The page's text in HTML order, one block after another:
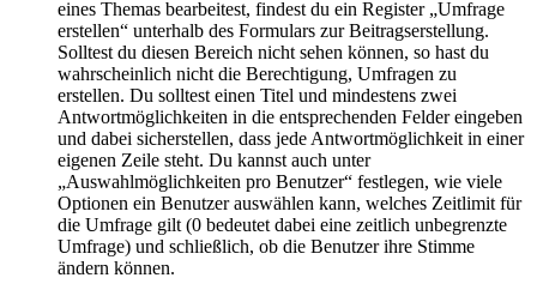
eines Themas bearbeitest, findest du ein Register „Umfrage
erstellen“ unterhalb des Formulars zur Beitragserstellung.
Solltest du diesen Bereich nicht sehen können, so hast du
wahrscheinlich nicht die Berechtigung, Umfragen zu
erstellen. Du solltest einen Titel und mindestens zwei
Antwortmöglichkeiten in die entsprechenden Felder eingeben
und dabei sicherstellen, dass jede Antwortmöglichkeit in einer
eigenen Zeile steht. Du kannst auch unter
„Auswahlmöglichkeiten pro Benutzer“ festlegen, wie viele
Optionen ein Benutzer auswählen kann, welches Zeitlimit für
die Umfrage gilt (0 bedeutet dabei eine zeitlich unbegrenzte
Umfrage) und schließlich, ob die Benutzer ihre Stimme
ändern können.